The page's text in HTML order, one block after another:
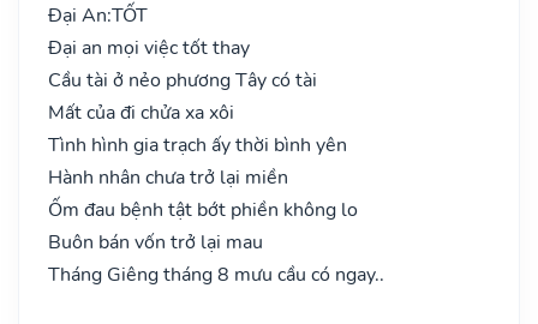
Đại An:TỐT
Đại an mọi việc tốt thay
Cầu tài ở nẻo phương Tây có tài
Mất của đi chửa xa xôi
Tình hình gia trạch ấy thời bình yên
Hành nhân chưa trở lại miền
Ốm đau bệnh tật bớt phiền không lo
Buôn bán vốn trở lại mau
Tháng Giêng tháng 8 mưu cầu có ngay..